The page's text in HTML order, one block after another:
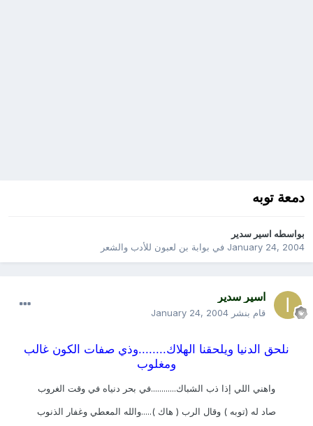
دمعة توبه
بواسطه اسير سدير
January 24, 2004في بوابة بن لعبون للأدب والشعر
اسير سدير
قام بنشر January 24, 2004
نلحق الدنيا ويلحقنا الهلاك........وذي صفات الكون غالب
ومغلوب
واهني اللي إذا ذب الشباك............في بحر دنياه في وقت الغروب
صاد له (توبه ) وقال الرب ( هاك ).....والله المعطي وغفار الذنوب